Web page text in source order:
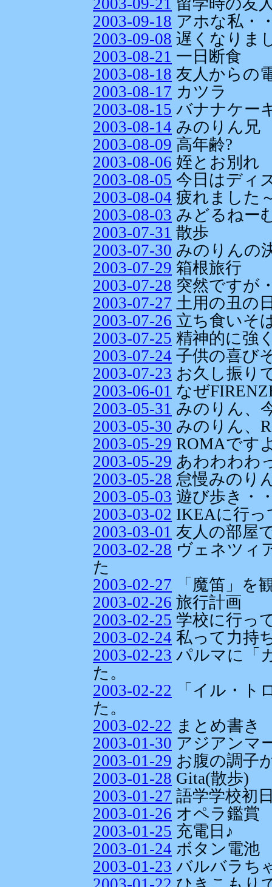
2003-09-18 アホな私・
2003-09-08 遅くなりま
2003-08-21 一日断食
2003-08-18 友人からの
2003-08-17 カツラ
2003-08-15 バナナケー
2003-08-14 みのりん兄
2003-08-09 高年齢?
2003-08-06 姪とお別れ
2003-08-05 今日はディ
2003-08-04 疲れました
2003-08-03 みどるねー
2003-07-31 散歩
2003-07-30 みのりんの
2003-07-29 箱根旅行
2003-07-28 突然ですが
2003-07-27 土用の丑の
2003-07-26 立ち食いそ
2003-07-25 精神的に強
2003-07-24 子供の喜び
2003-07-23 お久し振り
2003-06-01 なぜ
2003-05-31 みのりん、
2003-05-30 みのりん、
2003-05-29 ROMAです
2003-05-29 あわわわわ
2003-05-28 怠慢みのり
2003-05-03 遊び歩き・
2003-03-02 IKEAに行っ
2003-03-01 友人の部屋
2003-02-28 ヴェネツィ
た
2003-02-27 「魔笛」を
2003-02-26 旅行計画
2003-02-25 学校に行っ
2003-02-24 私って力持
2003-02-23 パルマに「
た。
2003-02-22 「イル・ト
た。
2003-02-22 まとめ書き
2003-01-30 アジアンマ
2003-01-29 お腹の調子
2003-01-28 Gita(散歩)
2003-01-27 語学学校初
2003-01-26 オペラ鑑賞
2003-01-25 充電日♪
2003-01-24 ボタン電池
2003-01-23 バルバラち